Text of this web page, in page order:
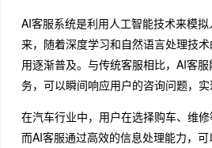
AI客服系统是利用人工智能技术来模
来，随着深度学习和自然语言处理技
用逐渐普及。与传统客服相比，AI客
务，可以瞬间响应用户的咨询问题，实
在汽车行业中，用户在选择购车、维修
而AI客服通过高效的信息处理能力，